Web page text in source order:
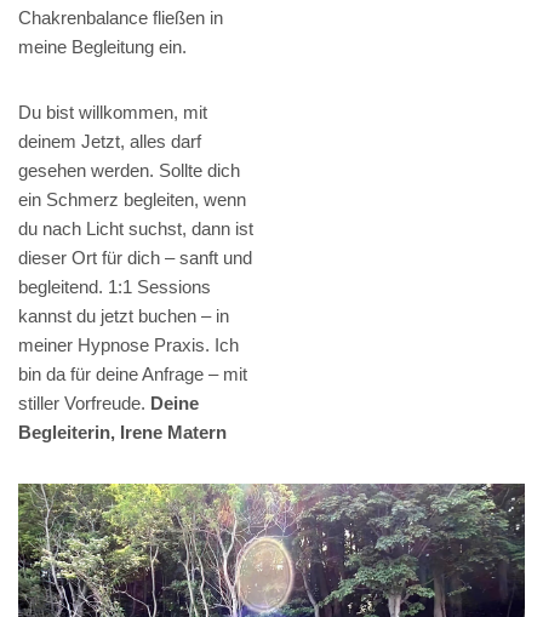
Chakrenbalance fließen in
meine Begleitung ein.
Du bist willkommen, mit
deinem Jetzt, alles darf
gesehen werden. Sollte dich
ein Schmerz begleiten, wenn
du nach Licht suchst, dann ist
dieser Ort für dich – sanft und
begleitend. 1:1 Sessions
kannst du jetzt buchen – in
meiner Hypnose Praxis. Ich
bin da für deine Anfrage – mit
stiller Vorfreude. Deine
Begleiterin, Irene Matern